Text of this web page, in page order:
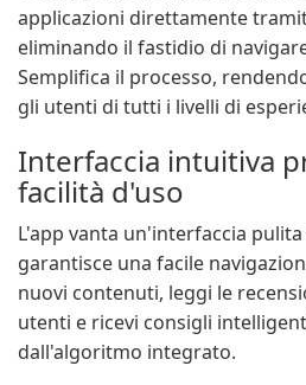
applicazioni direttamente
eliminando il fastidio di
Semplifica il processo,
gli utenti di tutti i livelli di
Interfaccia intuitiva
facilità d'uso
L'app vanta un'interfaccia
garantisce una facile
nuovi contenuti, leggi le
utenti e ricevi consigli
dall'algoritmo integrato.